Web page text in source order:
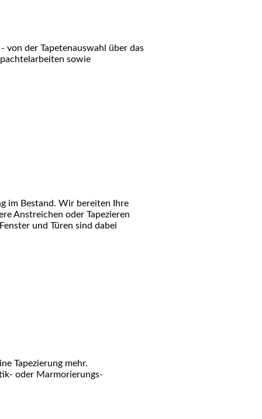
von der Tapetenauswahl über das
sowie
im Bestand. Wir bereiten Ihre
Anstreichen oder Tapezieren
und Türen sind dabei
Tapezierung mehr.
oder Marmorierungs-